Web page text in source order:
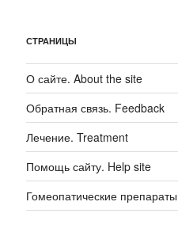
СТРАНИЦЫ
О сайте. About the site
Обратная связь. Feedback
Лечение. Treatment
Помощь сайту. Help site
Гомеопатические препараты